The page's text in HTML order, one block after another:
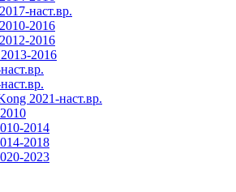
наст.вр.
2016
2016
2016
2021-наст.вр.
2014
2018
2023